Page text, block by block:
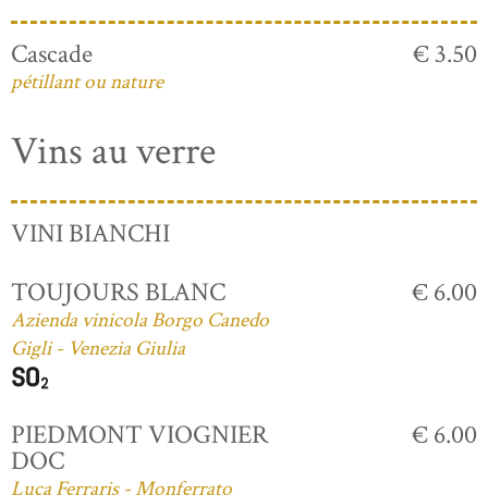
Cascade
pétillant ou nature
€ 3.50
Vins au verre
VINI BIANCHI
TOUJOURS BLANC
Azienda vinicola Borgo Canedo
Gigli - Venezia Giulia
€ 6.00
PIEDMONT VIOGNIER
DOC
Luca Ferraris - Monferrato
€ 6.00